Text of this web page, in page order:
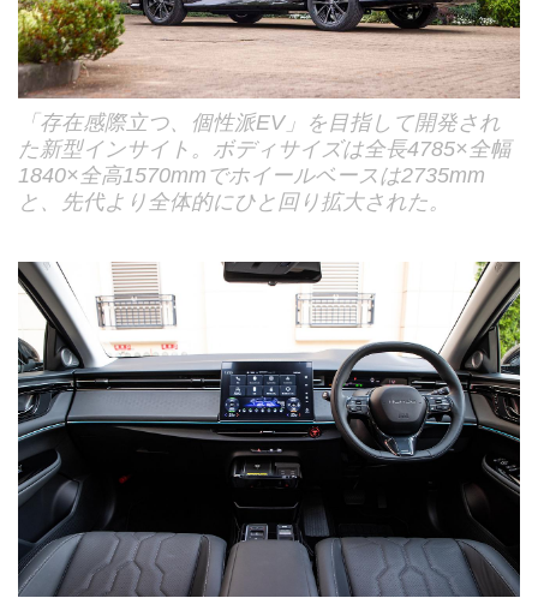
「存在感際立つ、個性派EV」を目指して開発され
た新型インサイト。ボディサイズは全長4785×全幅
1840×全高1570mmでホイールベースは2735mm
と、先代より全体的にひと回り拡大された。